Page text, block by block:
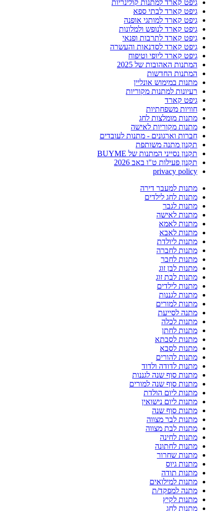
גיפט קארד למתנות קולינריות
גיפט קארד לבתי ספא
גיפט קארד למותגי אופנה
גיפט קארד לנופש ולמלונות
גיפט קארד לתרבות ופנאי
גיפט קארד לסדנאות והעשרה
גיפט קארד ליופי וטיפוח
המתנות האהובות של 2025
המתנות החדשות
מתנות במימוש אונליין
רעיונות למתנות מקוריות
גיפט קארד
חוויות משפחתיות
מתנות מומלצות לחג
מתנות מקוריות לאישה
חברות וארגונים - מתנות לעובדים
תקנון מתנה משותפת
תקנון נסייני המתנות של BUYME
תקנון פעילות ט"ו באב 2026
privacy policy
מתנות למעבר דירה
מתנות לחג לילדים
מתנות לגבר
מתנות לאישה
מתנות לאמא
מתנות לאבא
מתנות ליולדת
מתנות לחברה
מתנות לחבר
מתנות לבן זוג
מתנות לבת זוג
מתנות לילדים
מתנות לגננות
מתנות למורים
מתנה לסייעת
מתנות לכלה
מתנות לחתן
מתנות לסבתא
מתנות לסבא
מתנות להורים
מתנות לדודה ולדוד
מתנות סוף שנה לגננות
מתנות סוף שנה למורים
מתנות ליום הולדת
מתנות ליום נישואין
מתנות סוף שנה
מתנות לבר מצווה
מתנות לבת מצווה
מתנות לחינה
מתנות לחתונה
מתנות שחרור
מתנות גיוס
מתנות תודה
מתנות למילואים
מתנה למפקד/ת
מתנות לקיץ
מתנות לחג